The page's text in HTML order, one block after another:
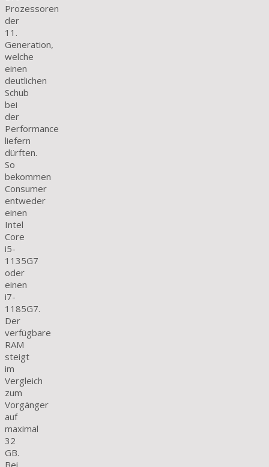
Prozessoren
der
11.
Generation,
welche
einen
deutlichen
Schub
bei
der
Performance
liefern
dürften.
So
bekommen
Consumer
entweder
einen
Intel
Core
i5-
1135G7
oder
einen
i7-
1185G7.
Der
verfügbare
RAM
steigt
im
Vergleich
zum
Vorgänger
auf
maximal
32
GB.